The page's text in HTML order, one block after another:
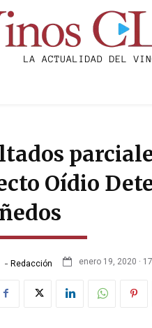
Oídio
- Redacción enero 19, 2020 ·